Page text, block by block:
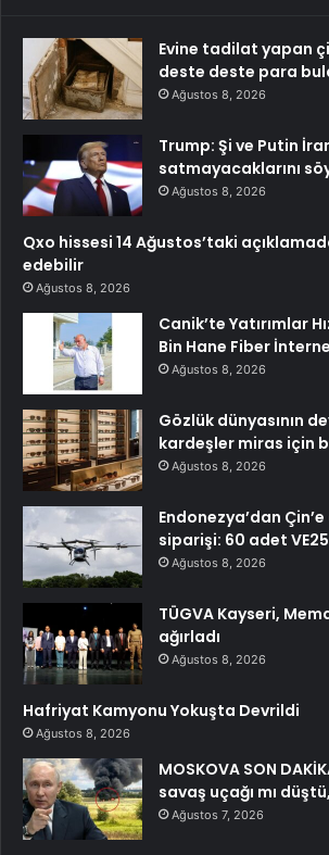
Evine tadilat yapan
deste deste para
Ağustos 8, 2026
Trump: Şi ve Putin
satmayacaklarını
Ağustos 8, 2026
Qxo hissesi 14 Ağustos’taki
edebilir
Ağustos 8, 2026
Canik’te Yatırımlar
Bin Hane Fiber
Ağustos 8, 2026
Gözlük dünyasının
kardeşler miras için
Ağustos 8, 2026
Endonezya’dan
siparişi: 60 adet
Ağustos 8, 2026
TÜGVA Kayseri,
ağırladı
Ağustos 8, 2026
Hafriyat Kamyonu Yokuşta Devrildi
Ağustos 8, 2026
MOSKOVA SON
savaş uçağı mı
Ağustos 7, 2026